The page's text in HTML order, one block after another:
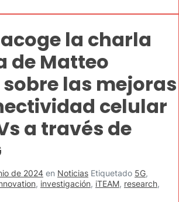
acoge la charla
de Matteo
las mejoras
celular
a través de
de 2024 en Noticias Etiquetado 5G,
, investigación, iTEAM, research,